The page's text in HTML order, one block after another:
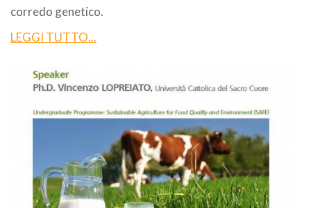
corredo genetico.
LEGGI TUTTO...